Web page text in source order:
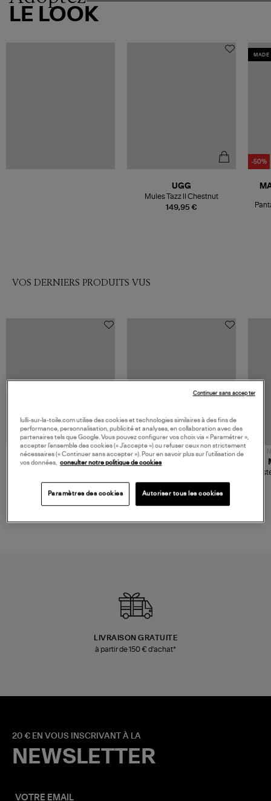
LE LOOK
149,95 €
UGG
Mules Tazz II Chestnut
MADE
-50%
VOS DERNIERS PRODUITS VUS
480,00 €
JEROME DREYFUSS
Champagne
NOUVELLE COLLECTION
189,00 €
Mousse
LIVRAISON GRATUITE
à partir de 150 € d'achat*
20 € EN VOUS INSCRIVANT À LA
NEWSLETTER
lulli-sur-la-toile.com utilise des cookies et technologies similaires à des fins de
performance, personnalisation, publicité et analyses, en collaboration avec des
partenaires tels que Google. Vous pouvez configurer vos choix via « Paramétrer »,
accepter l’ensemble des cookies (« J’accepte ») ou refuser ceux non strictement
nécessaires (« Continuer sans accepter »). Pour en savoir plus sur l’utilisation de
vos données,
consulter notre politique de cookies
Paramètres des cookies Autoriser tous les cookies
Continuer sans accepter